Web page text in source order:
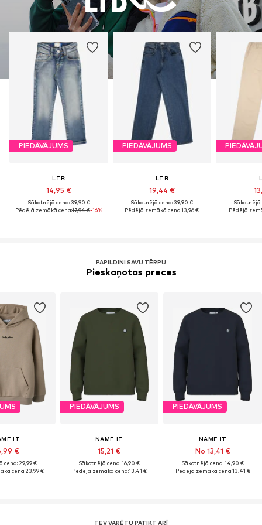
PIEDĀVĀJUMS
LTB
14,95 €
Sākotnējā cena: 39,90 €
Pēdējā zemākā cena:17,94 €-16%
PIEDĀVĀJUMS
LTB
19,44 €
Sākotnējā cena: 39,90 €
Pēdējā zemākā cena:13,96 €
Sākotnējā
Pēdējā
PAPILDINI SAVU TĒRPU
Pieskaņotas preces
IT
€
cena: 29,99 €
cena:23,99 €
PIEDĀVĀJUMS
NAME IT
15,21 €
Sākotnējā cena: 16,90 €
Pēdējā zemākā cena:13,41 €
PIEDĀVĀJUMS
NAME IT
No 13,41 €
Sākotnējā cena: 14,90 €
Pēdējā zemākā cena:13,41 €
TEV VARĒTU PATIKT ARĪ